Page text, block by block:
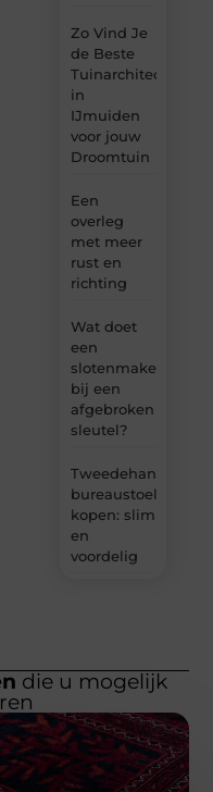
Zo Vind Je
de Beste
Tuinarchitect
in
IJmuiden
voor jouw
Droomtuin
Een
overleg
met meer
rust en
richting
Wat doet
een
slotenmaker
bij een
afgebroken
sleutel?
Tweedehands
bureaustoel
kopen: slim
en
voordelig
die u mogelijk